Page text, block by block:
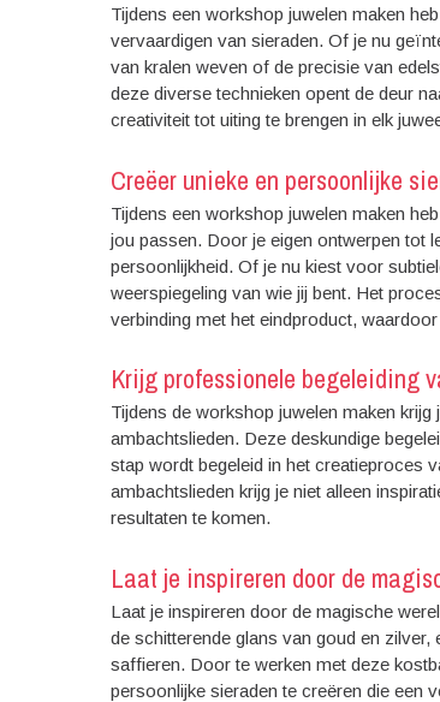
Tijdens een workshop juwelen maken
vervaardigen van sieraden. Of je nu
van kralen weven of de precisie van
deze diverse technieken opent de deur
creativiteit tot uiting te brengen in elk
Creëer unieke en persoonlijke
Tijdens een workshop juwelen maken
jou passen. Door je eigen ontwerpen tot
persoonlijkheid. Of je nu kiest voor
weerspiegeling van wie jij bent. Het
verbinding met het eindproduct,
Krijg professionele begeleiding
Tijdens de workshop juwelen maken
ambachtslieden. Deze deskundige
stap wordt begeleid in het creatieproces
ambachtslieden krijg je niet alleen
resultaten te komen.
Laat je inspireren door de
Laat je inspireren door de magische
de schitterende glans van goud en
saffieren. Door te werken met deze
persoonlijke sieraden te creëren die een